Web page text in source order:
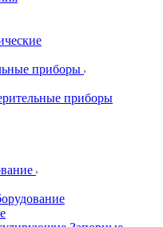
приборы
приборы